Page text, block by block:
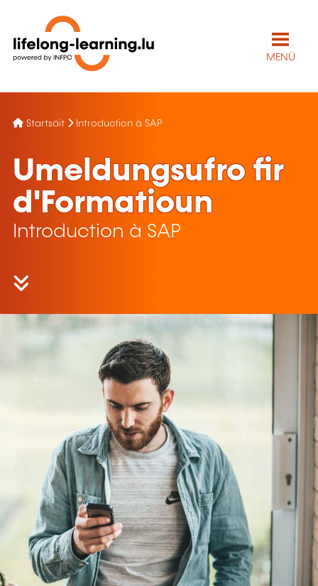
MENÜ
Startsäit Introduction à SAP
Umeldungsufro fir
d'Formatioun
Introduction à SAP